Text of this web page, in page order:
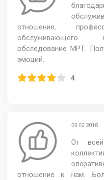
отношение,
обслуживающего
обследование МРТ.
эмоций.
4
09.02.2018
От
отношение к нам.